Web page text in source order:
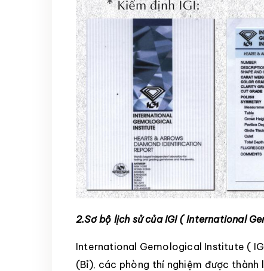
2.Sơ bộ lịch sử của IGI ( International
International Gemological Institute (
(Bỉ), các phòng thí nghiệm được